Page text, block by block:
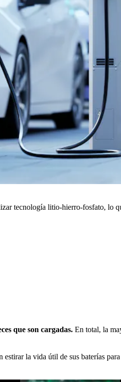
tecnología litio-hierro-fosfato, lo
que son cargadas. En total, la
estirar la vida útil de sus baterías